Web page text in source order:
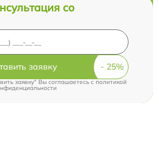
со
заявку
заявку" Вы соглашаетесь cполитикой